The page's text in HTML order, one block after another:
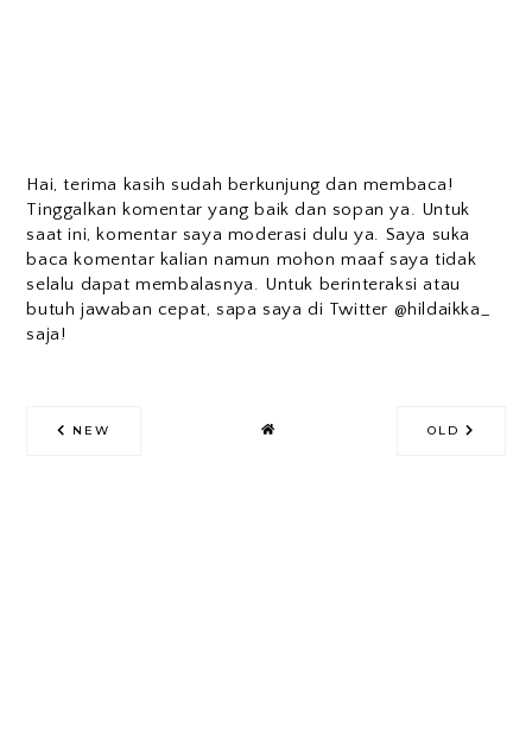
Hai, terima kasih sudah berkunjung dan membaca!
Tinggalkan komentar yang baik dan sopan ya. Untuk
saat ini, komentar saya moderasi dulu ya. Saya suka
baca komentar kalian namun mohon maaf saya tidak
selalu dapat membalasnya. Untuk berinteraksi atau
butuh jawaban cepat, sapa saya di Twitter @hildaikka_
saja!
NEW OLD